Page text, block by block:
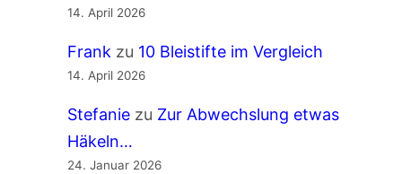
14. April 2026
Frankzu 10 Bleistifte im Vergleich
14. April 2026
Stefaniezu Zur Abwechslung etwas
Häkeln…
24. Januar 2026